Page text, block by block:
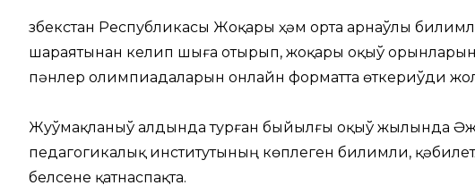
Өзбекстан Республикасы Жоқары ҳәм орта арнаўлы
шараятынан келип шыға отырып, жоқары оқыў
пәнлер олимпиадаларын онлайн форматта өткериўди
Жуўмақланыў алдында турған быйылғы оқыў жылында
педагогикалық институтының көплеген билимли,
белсене қатнаспақта.